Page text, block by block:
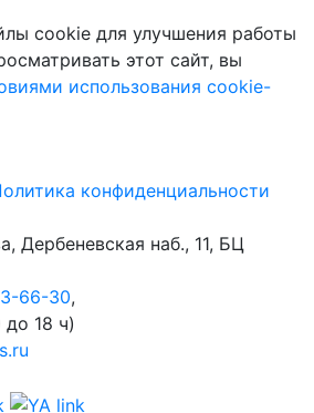
cookie для улучшения работы
этот сайт, вы
использования cookie-
конфиденциальности
Дербеневская наб., 11, БЦ
66-30,
до 18 ч)